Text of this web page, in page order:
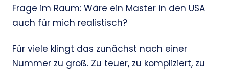
Frage im Raum: Wäre ein Master in den USA
auch für mich realistisch?
Für viele klingt das zunächst nach einer
Nummer zu groß. Zu teuer, zu kompliziert, zu